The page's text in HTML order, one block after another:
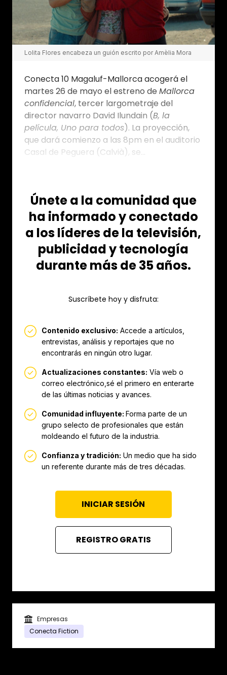
Lolita Flores encabeza un guión escrito por Amèlia Mora
Conecta 10 Magaluf-Mallorca acogerá el
martes 26 de mayo el estreno de Mallorca
confidencial, tercer largometraje del
director navarro David Ilundain (B, la
película, Uno para todos). La proyección,
que dará comienzo a las 8pm en el auditorio
Casal de Peguera (Calvià), se...
Únete a la comunidad que
ha informado y conectado
a los líderes de la televisión,
publicidad y tecnología
durante más de 35 años.
Suscríbete hoy y disfruta:
Contenido exclusivo: Accede a artículos,
entrevistas, análisis y reportajes que no
encontrarás en ningún otro lugar.
Actualizaciones constantes: Vía web o
correo electrónico,sé el primero en enterarte
de las últimas noticias y avances.
Comunidad influyente: Forma parte de un
grupo selecto de profesionales que están
moldeando el futuro de la industria.
Confianza y tradición: Un medio que ha sido
un referente durante más de tres décadas.
INICIAR SESIÓN
REGISTRO GRATIS
Empresas
Conecta Fiction